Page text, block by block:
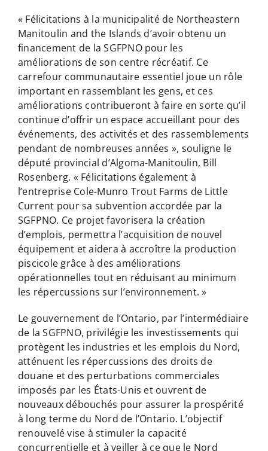
« Félicitations à la municipalité de Northeastern
Manitoulin and the Islands d’avoir obtenu un
financement de la SGFPNO pour les
améliorations de son centre récréatif. Ce
carrefour communautaire essentiel joue un rôle
important en rassemblant les gens, et ces
améliorations contribueront à faire en sorte qu’il
continue d’offrir un espace accueillant pour des
événements, des activités et des rassemblements
pendant de nombreuses années », souligne le
député provincial d’Algoma-Manitoulin, Bill
Rosenberg. « Félicitations également à
l’entreprise Cole-Munro Trout Farms de Little
Current pour sa subvention accordée par la
SGFPNO. Ce projet favorisera la création
d’emplois, permettra l’acquisition de nouvel
équipement et aidera à accroître la production
piscicole grâce à des améliorations
opérationnelles tout en réduisant au minimum
les répercussions sur l’environnement. »
Le gouvernement de l’Ontario, par l’intermédiaire
de la SGFPNO, privilégie les investissements qui
protègent les industries et les emplois du Nord,
atténuent les répercussions des droits de
douane et des perturbations commerciales
imposés par les États-Unis et ouvrent de
nouveaux débouchés pour assurer la prospérité
à long terme du Nord de l’Ontario. L’objectif
renouvelé vise à stimuler la capacité
concurrentielle et à veiller à ce que le Nord